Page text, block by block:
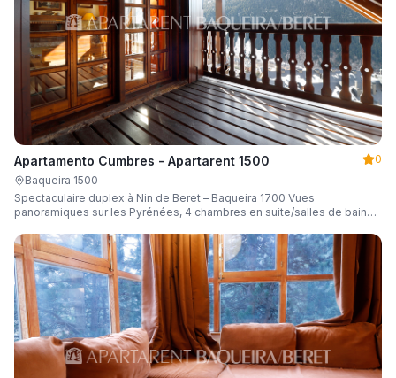
Apartamento Cumbres - Apartarent 1500
0
Baqueira 1500
Spectaculaire duplex à Nin de Beret – Baqueira 1700 Vues
panoramiques sur les Pyrénées, 4 chambres en suite/salles de bain